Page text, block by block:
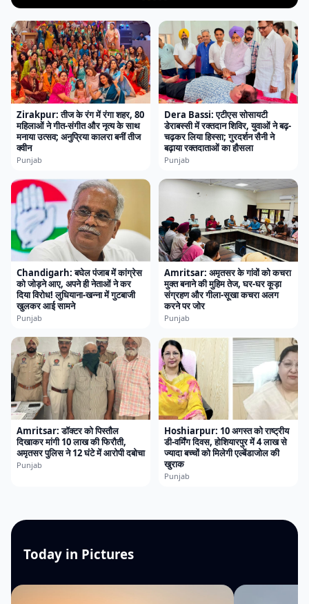
Zirakpur: तीज के रंग में रंगा शहर, 80
महिलाओं ने गीत-संगीत और नृत्य के साथ
मनाया उत्सव; अनुप्रिया कालरा बनीं तीज
क्वीन
Punjab
Dera Bassi: एटीएस सोसायटी
डेराबस्सी में रक्तदान शिविर, युवाओं ने बढ़-
चढ़कर लिया हिस्सा; गुरदर्शन सैनी ने
बढ़ाया रक्तदाताओं का हौसला
Punjab
Chandigarh: बघेल पंजाब में कांग्रेस
को जोड़ने आए, अपने ही नेताओं ने कर
दिया विरोध! लुधियाना-खन्ना में गुटबाजी
खुलकर आई सामने
Punjab
Amritsar: अमृतसर के गांवों को कचरा
मुक्त बनाने की मुहिम तेज, घर-घर कूड़ा
संग्रहण और गीला-सूखा कचरा अलग
करने पर जोर
Punjab
Amritsar: डॉक्टर को पिस्तौल
दिखाकर मांगी 10 लाख की फिरौती,
अमृतसर पुलिस ने 12 घंटे में आरोपी दबोचा
Punjab
Hoshiarpur: 10 अगस्त को राष्ट्रीय
डी-वर्मिंग दिवस, होशियारपुर में 4 लाख से
ज्यादा बच्चों को मिलेगी एल्बेंडाजोल की
खुराक
Punjab
Today in Pictures